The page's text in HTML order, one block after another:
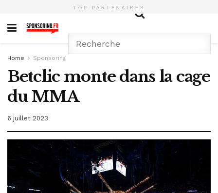
TOP PARTENAIRES
Home Sponsoring
Betclic monte dans la cage
du MMA
6 juillet 2023